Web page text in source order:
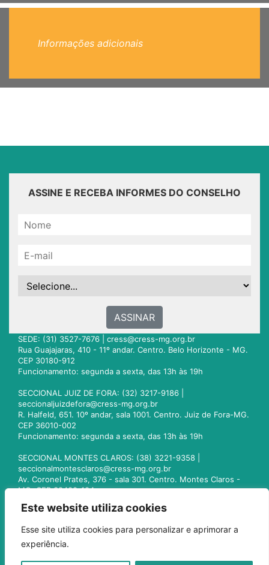
Este website utiliza cookies
Esse site utiliza cookies para personalizar e aprimorar a
experiência.
Informações adicionais
ASSINE E RECEBA INFORMES DO CONSELHO
ASSINAR
SEDE: (31) 3527-7676 | cress@cress-mg.org.br
Rua Guajajaras, 410 - 11º andar. Centro. Belo Horizonte - MG.
CEP 30180-912
Funcionamento: segunda a sexta, das 13h às 19h
SECCIONAL JUIZ DE FORA: (32) 3217-9186 |
seccionaljuizdefora@cress-mg.org.br
R. Halfeld, 651. 10º andar, sala 1001. Centro. Juiz de Fora-MG.
CEP 36010-002
Funcionamento: segunda a sexta, das 13h às 19h
SECCIONAL MONTES CLAROS: (38) 3221-9358 |
seccionalmontesclaros@cress-mg.org.br
Av. Coronel Prates, 376 - sala 301. Centro. Montes Claros -
MG. CEP 39400-104
seccionaluberlandia@cress-mg.org.br
Av. Afonso Pena, 547 - sala 101. Uberlândia - MG. CEP